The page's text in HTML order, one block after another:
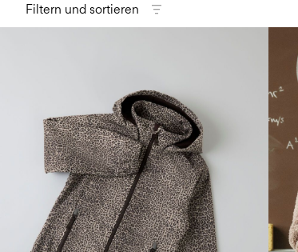
Filtern und sortieren